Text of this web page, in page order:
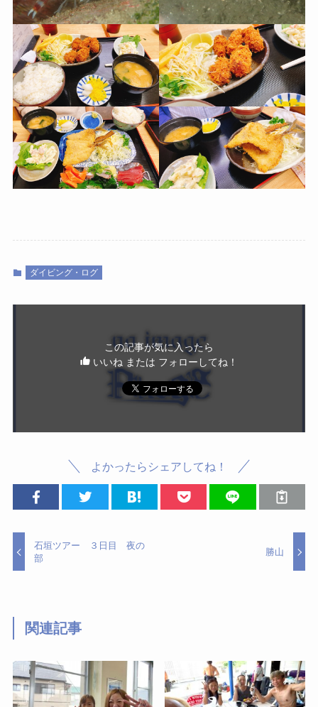
ダイビング・ログ
この記事が気に入ったら
いいね または フォローしてね！
よかったらシェアしてね！
石垣ツアー ３日目 夜の
部
勝山
関連記事